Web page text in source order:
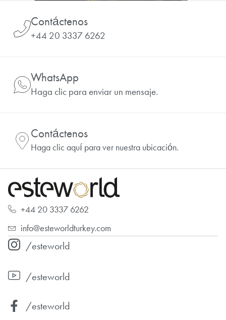
Contáctenos
+44 20 3337 6262
WhatsApp
Haga clic para enviar un mensaje.
Contáctenos
Haga clic aquí para ver nuestra ubicación.
+44 20 3337 6262
info@esteworldturkey.com
/esteworld
/esteworld
/esteworld